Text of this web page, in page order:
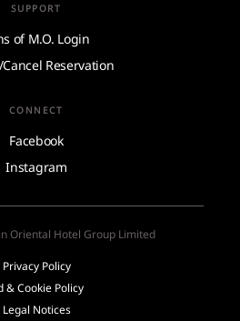
SUPPORT
of M.O. Login
Reservation
CONNECT
Facebook
Instagram
Oriental Hotel Group Limited
Privacy Policy
& Cookie Policy
Legal Notices